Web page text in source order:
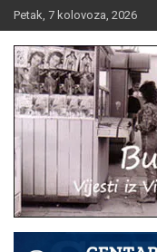
Skip
to
content
Petak, 7 kolovoza, 2026
Budica.info